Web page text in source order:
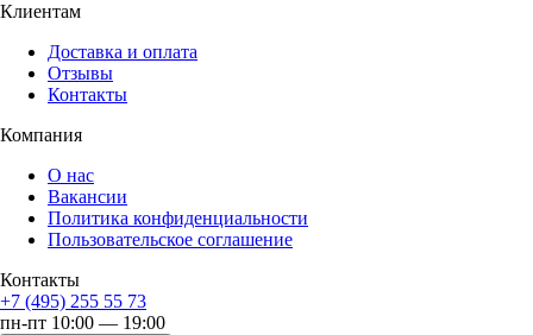
Клиентам
Доставка и оплата
Отзывы
Контакты
Компания
О нас
Вакансии
Политика конфиденциальности
Пользовательское соглашение
Контакты
+7 (495) 255 55 73
пн-пт 10:00 — 19:00